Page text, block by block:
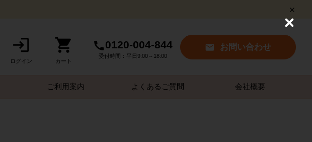
ログイン カート
0120-004-844
受付時間：平日9:00～18:00
お問い合わせ
ご利用案内 よくあるご質問 会社概要
C
l